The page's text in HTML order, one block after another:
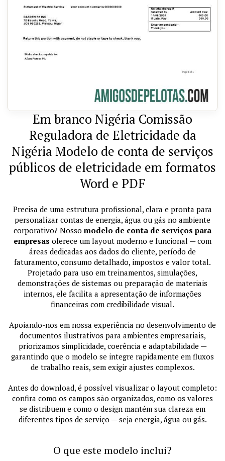
Em branco Nigéria Comissão
Reguladora de Eletricidade da
Nigéria Modelo de conta de serviços
públicos de eletricidade em formatos
Word e PDF
Precisa de uma estrutura profissional, clara e pronta para
personalizar contas de energia, água ou gás no ambiente
corporativo? Nosso modelo de conta de serviços para
empresas oferece um layout moderno e funcional — com
áreas dedicadas aos dados do cliente, período de
faturamento, consumo detalhado, impostos e valor total.
Projetado para uso em treinamentos, simulações,
demonstrações de sistemas ou preparação de materiais
internos, ele facilita a apresentação de informações
financeiras com credibilidade visual.
Apoiando-nos em nossa experiência no desenvolvimento de
documentos ilustrativos para ambientes empresariais,
priorizamos simplicidade, coerência e adaptabilidade —
garantindo que o modelo se integre rapidamente em fluxos
de trabalho reais, sem exigir ajustes complexos.
Antes do download, é possível visualizar o layout completo:
confira como os campos são organizados, como os valores
se distribuem e como o design mantém sua clareza em
diferentes tipos de serviço — seja energia, água ou gás.
O que este modelo inclui?